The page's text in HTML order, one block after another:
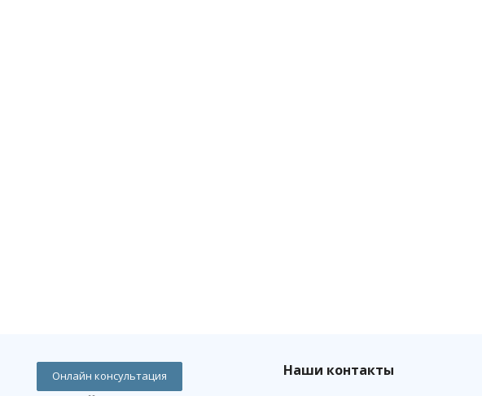
Онлайн консультация
Наши контакты